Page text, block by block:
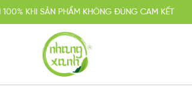
100% KHI SẢN PHẨM KHÔNG ĐÚNG CAM KẾT
1, MIỄN PHÍ GIAO HÀNG SG VỚI HÓA ĐƠN
GIAO HÀNG CẤP TỐC TRONG NGÀY